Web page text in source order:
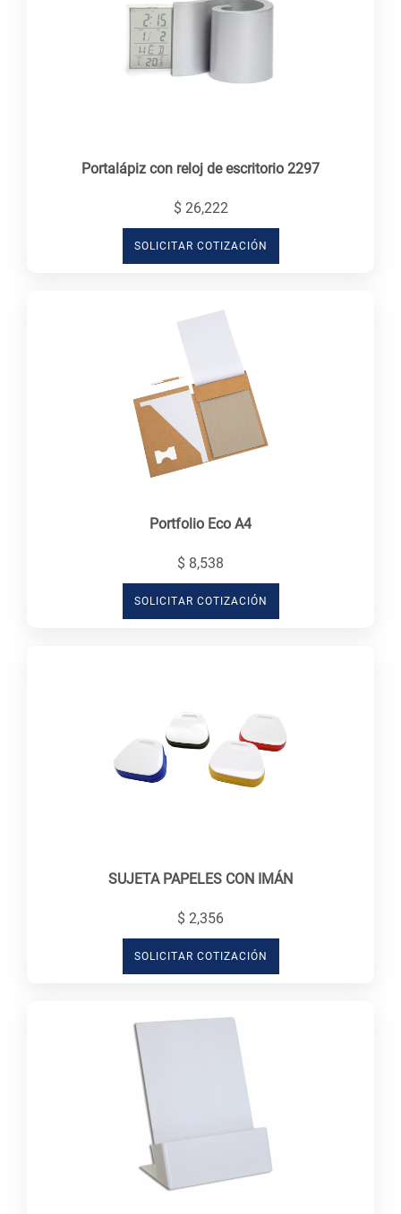
Portalápiz con reloj de escritorio 2297
$ 26,222
SOLICITAR COTIZACIÓN
Portfolio Eco A4
$ 8,538
SOLICITAR COTIZACIÓN
SUJETA PAPELES CON IMÁN
$ 2,356
SOLICITAR COTIZACIÓN